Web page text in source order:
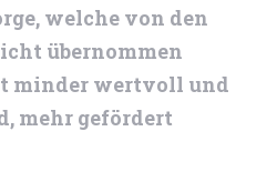
welche von den
übernommen
minder wertvoll und
mehr gefördert